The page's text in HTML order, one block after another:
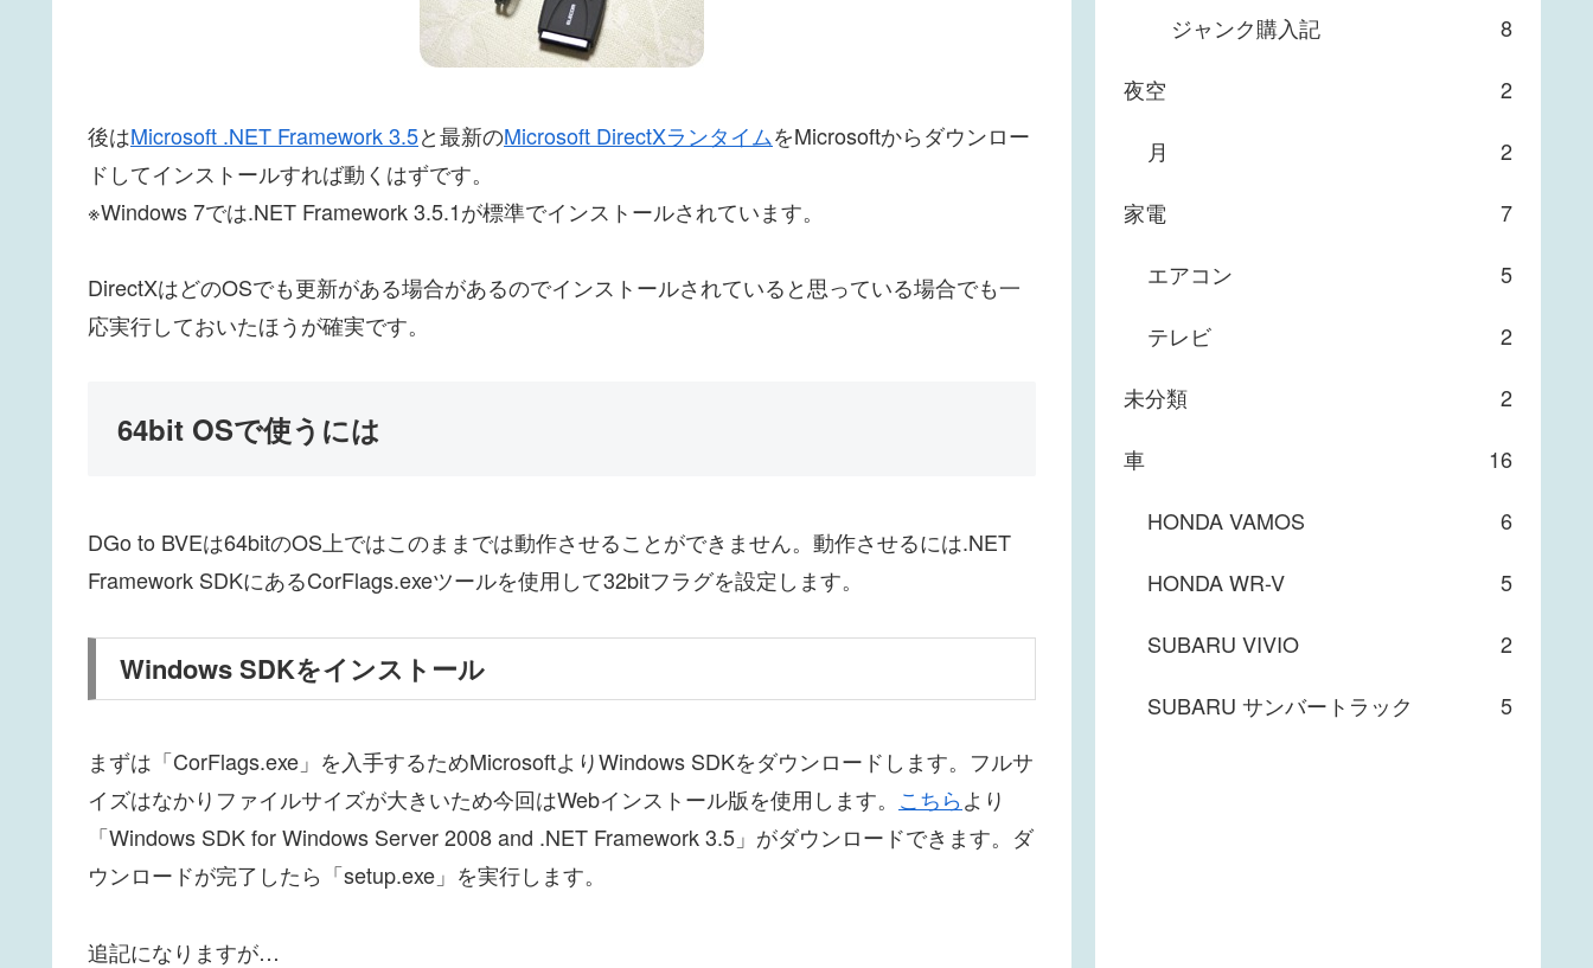
後はMicrosoft .NET Framework 3.5と最新のMicrosoft DirectXランタイムをMicrosoftからダウンロー
ドしてインストールすれば動くはずです。
※Windows 7では.NET Framework 3.5.1が標準でインストールされています。
DirectXはどのOSでも更新がある場合があるのでインストールされていると思っている場合でも一
応実行しておいたほうが確実です。
64bit OSで使うには
DGo to BVEは64bitのOS上ではこのままでは動作させることができません。動作させるには.NET
Framework SDKにあるCorFlags.exeツールを使用して32bitフラグを設定します。
Windows SDKをインストール
まずは「CorFlags.exe」を入手するためMicrosoftよりWindows SDKをダウンロードします。フルサ
イズはなかりファイルサイズが大きいため今回はWebインストール版を使用します。 こちらより
「Windows SDK for Windows Server 2008 and .NET Framework 3.5」がダウンロードできます。ダ
ウンロードが完了したら「setup.exe」を実行します。
追記になりますが…
ジャンク購入記
8
夜空
2
月
2
家電
7
エアコン
5
テレビ
2
未分類
2
車
16
HONDA VAMOS
6
HONDA WR-V
5
SUBARU VIVIO
2
SUBARU サンバートラック
5